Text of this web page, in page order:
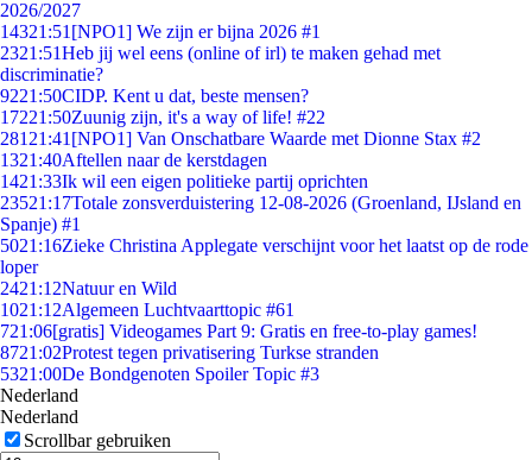
2026/2027
14321:51 [NPO1] We zijn er bijna 2026 #1
2321:51Heb jij wel eens (online of irl) te maken gehad met
discriminatie?
9221:50CIDP. Kent u dat, beste mensen?
17221:50Zuunig zijn, it's a way of life! #22
281 21:41 [NPO1] Van Onschatbare Waarde met Dionne Stax #2
1321:40Aftellen naar de kerstdagen
1421:33Ik wil een eigen politieke partij oprichten
23521:17Totale zonsverduistering 12-08-2026 (Groenland, IJsland en
Spanje) #1
5021:16Zieke Christina Applegate verschijnt voor het laatst op de rode
loper
2421:12Natuur en Wild
1021:12Algemeen Luchtvaarttopic #61
721:06[gratis] Videogames Part 9: Gratis en free-to-play games!
8721:02Protest tegen privatisering Turkse stranden
5321:00De Bondgenoten Spoiler Topic #3
Nederland
Nederland
Scrollbar gebruiken